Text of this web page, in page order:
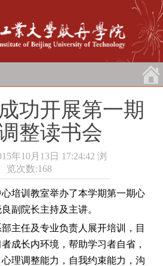
功开展第一期
整读书会
年10月13日 17:24:42 浏
览次数:168
培训教室举办了本学期第一期心
副院长主持及主讲。
主任及专业负责人展开培训，目
成长内环境，帮助学习者自省，
理调整能力，自我约束能力，沟